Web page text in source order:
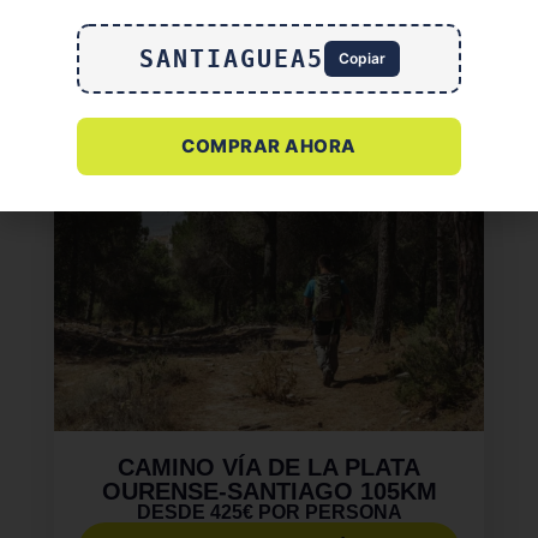
CAMINO VÍA DE LA PLATA
OURENSE-SANTIAGO 105KM
DESDE 425€ POR PERSONA
SANTIAGUEA5 Copiar
COMPRAR AHORA